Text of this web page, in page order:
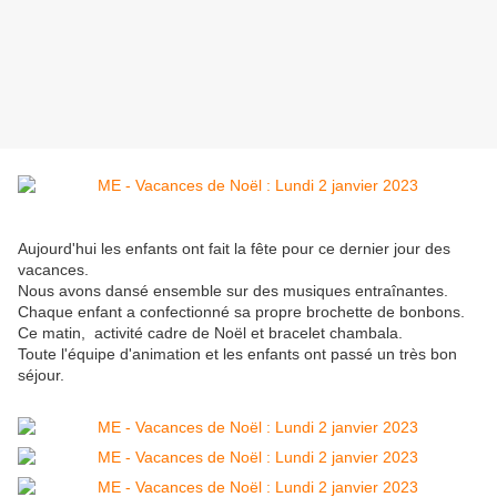
Aujourd'hui les enfants ont fait la fête pour ce dernier jour des
vacances.
Nous avons dansé ensemble sur des musiques entraînantes.
Chaque enfant a confectionné sa propre brochette de bonbons.
Ce matin, activité cadre de Noël et bracelet chambala.
Toute l'équipe d'animation et les enfants ont passé un très bon
séjour.